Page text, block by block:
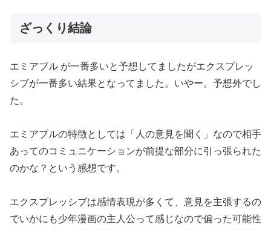
ざっくり結論
エミアブル が一番多いと予想してましたがエクスプレッ
シブが一番多い結果となってました。いやー。予想外でし
た。
エミアブルの特徴としては「人の意見を聞く」なので相手
あってのコミュニケーションが前提な部分に引っ張られた
のかな？という感想です。
エクスプレッシブは感情表現が多くて、意見を主張するの
でいかにも少年漫画の主人公って感じなので偏った可能性